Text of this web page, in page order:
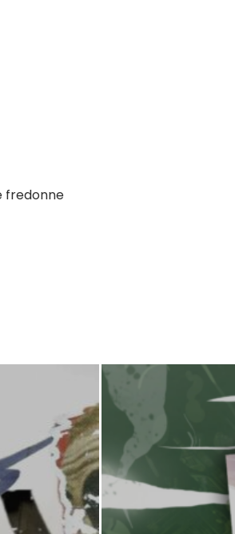
fredonne